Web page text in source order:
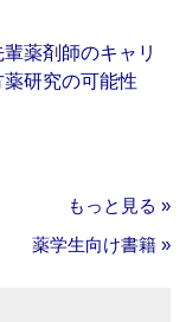
輩薬剤師のキャリ
薬研究の可能性
もっと見る »
薬学生向け書籍 »